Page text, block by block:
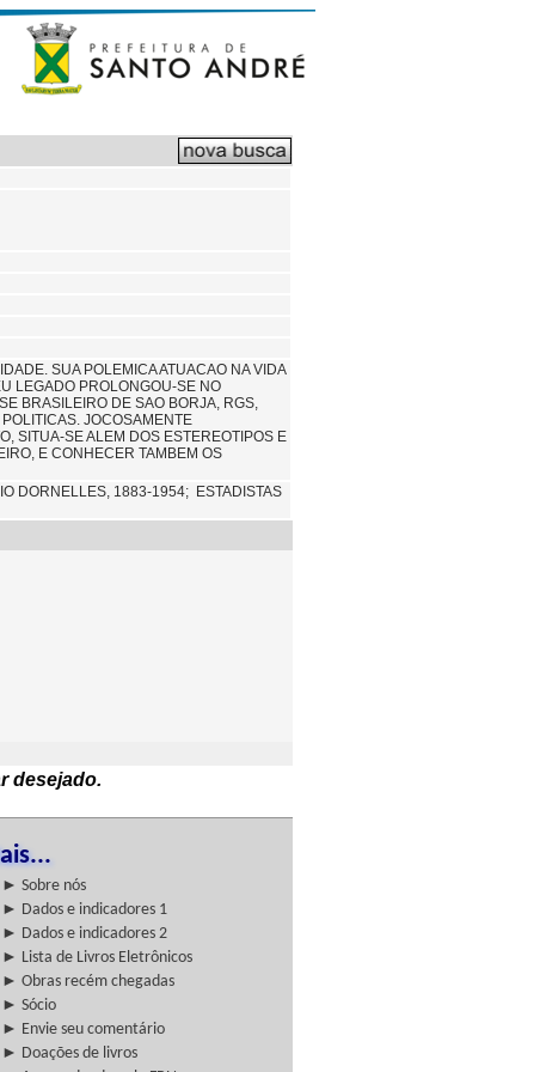
SUA POLEMICA ATUACAO NA VIDA
LEGADO PROLONGOU-SE NO
BRASILEIRO DE SAO BORJA, RGS,
JOCOSAMENTE
SITUA-SE ALEM DOS ESTEREOTIPOS E
E CONHECER TAMBEM OS
DORNELLES, 1883-1954; ESTADISTAS
desejado.
► Sobre nós
► Dados e indicadores 1
► Dados e indicadores 2
► Lista de Livros Eletrônicos
► Obras recém chegadas
► Sócio
► Envie seu comentário
► Doações de livros